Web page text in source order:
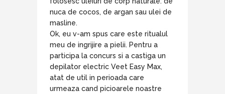
nuca de cocos, de argan sau ulei de
masline.
Ok, eu v-am spus care este ritualul
meu de ingrijire a pielii. Pentru a
participa la concurs si a castiga un
depilator electric Veet Easy Max,
atat de util in perioada care
urmeaza cand picioarele noastre